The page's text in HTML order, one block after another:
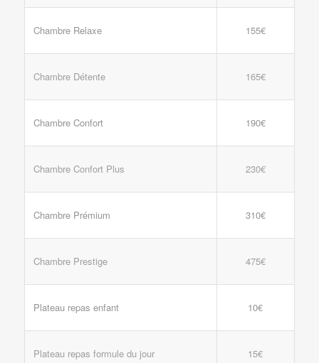
Chambre Relaxe 155€
Chambre Détente 165€
Chambre Confort 190€
Chambre Confort Plus 230€
Chambre Prémium 310€
Chambre Prestige 475€
Plateau repas enfant 10€
Plateau repas formule du jour 15€